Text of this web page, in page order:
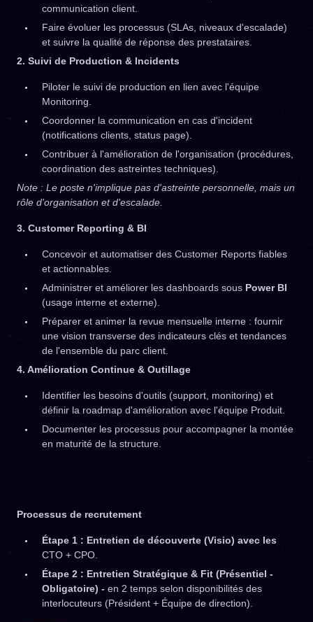
communication client.
Faire évoluer les processus (SLAs, niveaux d'escalade)
et suivre la qualité de réponse des prestataires.
2. Suivi de Production & Incidents
Piloter le suivi de production en lien avec l'équipe
Monitoring.
Coordonner la communication en cas d'incident
(notifications clients, status page).
Contribuer à l'amélioration de l'organisation (procédures,
coordination des astreintes techniques).
Note : Le poste n'implique pas d'astreinte personnelle, mais un
rôle d'organisation et d'escalade.
3. Customer Reporting & BI
Concevoir et automatiser des Customer Reports fiables
et actionnables.
Administrer et améliorer les dashboards sous Power BI
(usage interne et externe).
Préparer et animer la revue mensuelle interne : fournir
une vision transverse des indicateurs clés et tendances
de l'ensemble du parc client.
4. Amélioration Continue & Outillage
Identifier les besoins d'outils (support, monitoring) et
définir la roadmap d'amélioration avec l'équipe Produit.
Documenter les processus pour accompagner la montée
en maturité de la structure.
Processus de recrutement
Étape 1 : Entretien de découverte (Visio) avec les
CTO + CPO.
Étape 2 : Entretien Stratégique & Fit (Présentiel -
Obligatoire) - en 2 temps selon disponibilités des
interlocuteurs (Président + Équipe de direction).